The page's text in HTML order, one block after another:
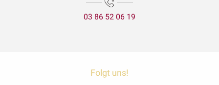
03 86 52 06 19
Folgt uns!